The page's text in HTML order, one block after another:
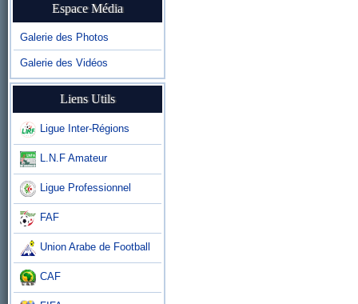
Espace Média
Galerie des Photos
Galerie des Vidéos
Liens Utils
Ligue Inter-Régions
L.N.F Amateur
Ligue Professionnel
FAF
Union Arabe de Football
CAF